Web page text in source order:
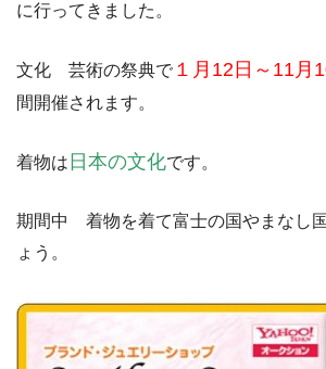
に行ってきました。
文化 芸術の祭典で １月12日～11月
間開催されます。
着物は 日本の文化です。
期間中 着物を着て富士の国やまなし
ょう。